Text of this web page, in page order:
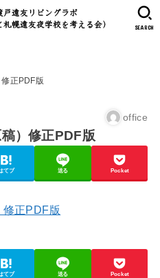
SEARCH
正PDF版
office
）修正PDF版
てブ 送る Pocket
正PDF版
てブ 送る Pocket